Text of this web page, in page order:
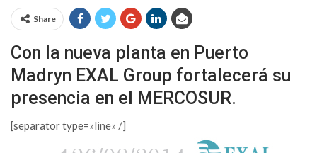
Share
Con la nueva planta en Puerto
Madryn EXAL Group fortalecerá su
presencia en el MERCOSUR.
[separator type=»line» /]